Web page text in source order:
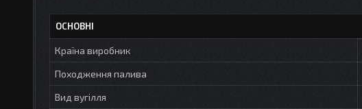
ОСНОВНІ
Країна виробник
Походження палива
Вид вугілля